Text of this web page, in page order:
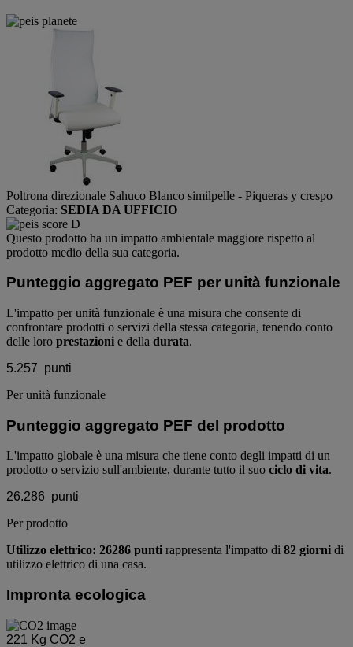
Poltrona direzionale Sahuco Blanco similpelle - Piqueras y crespo
Categoria: SEDIA DA UFFICIO
Questo prodotto ha un impatto ambientale maggiore rispetto al
prodotto medio della sua categoria.
Punteggio aggregato PEF per unità funzionale
L'impatto per unità funzionale è una misura che consente di
confrontare prodotti o servizi della stessa categoria, tenendo conto
delle loro prestazioni e della durata.
5.257 punti
Per unità funzionale
Punteggio aggregato PEF del prodotto
L'impatto globale è una misura che tiene conto degli impatti di un
prodotto o servizio sull'ambiente, durante tutto il suo ciclo di vita.
26.286 punti
Per prodotto
Utilizzo elettrico: 26286 punti rappresenta l'impatto di 82 giorni di
utilizzo elettrico di una casa.
Impronta ecologica
221 Kg CO2 e